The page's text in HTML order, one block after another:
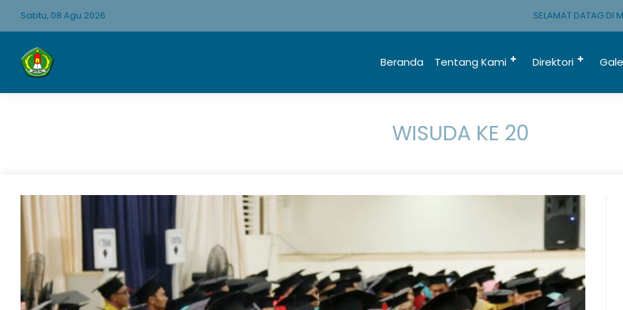
Sabtu, 08 Agu 2026 SELAMAT DATAG DI MTS
Beranda Tentang Kami Direktori
WISUDA KE 20